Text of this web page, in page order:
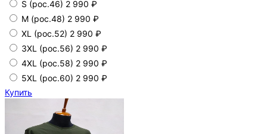
S (рос.46) 2 990 ₽
М (рос.48) 2 990 ₽
XL (рос.52) 2 990 ₽
3XL (рос.56) 2 990 ₽
4XL (рос.58) 2 990 ₽
5XL (рос.60) 2 990 ₽
Купить